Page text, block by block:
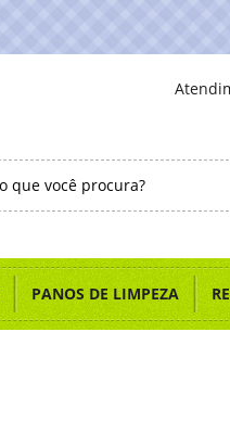
PANOS DE LIMPEZA